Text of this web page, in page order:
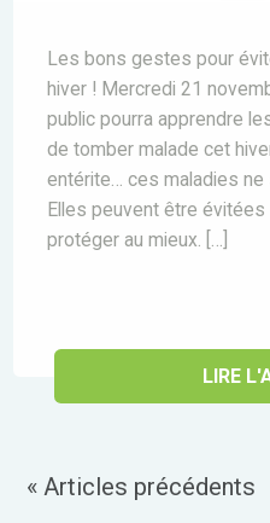
Les bons gestes pour
hiver ! Mercredi 21
public pourra apprendre
de tomber malade cet
entérite… ces maladies
Elles peuvent être évitées
protéger au mieux. […]
LIRE
« Articles précédents